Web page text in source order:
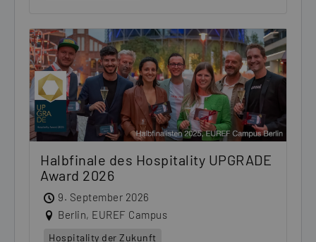
Halbfinale des Hospitality UPGRADE
Award 2026
9. September 2026
Berlin, EUREF Campus
Hospitality der Zukunft